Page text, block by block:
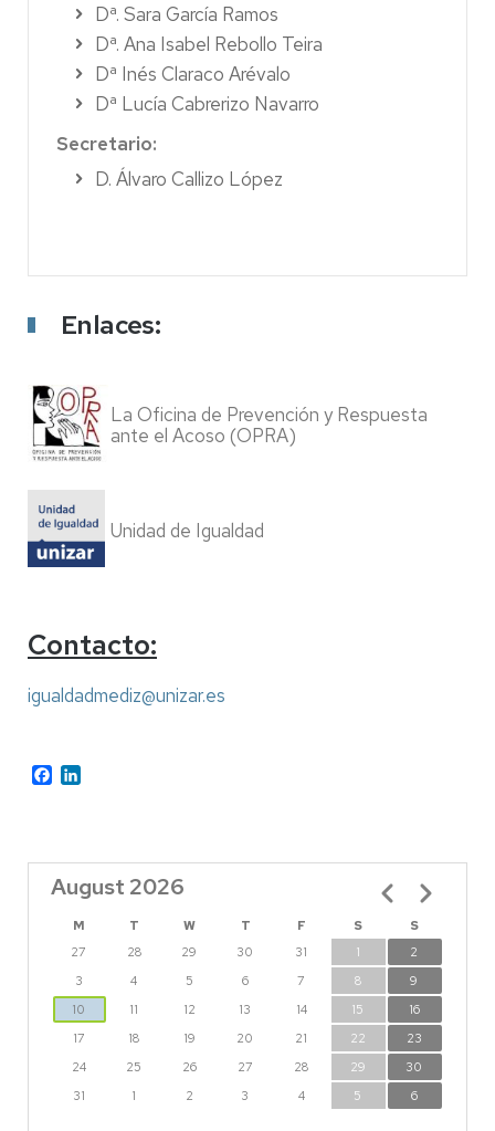
Dª. Sara García Ramos
Dª. Ana Isabel Rebollo Teira
Dª Inés Claraco Arévalo
Dª Lucía Cabrerizo Navarro
Secretario:
D. Álvaro Callizo López
Enlaces:
La Oficina de Prevención y Respuesta
ante el Acoso (OPRA)
Unidad de Igualdad
Contacto:
igualdadmediz@unizar.es
Facebook
August 2026
M T W T F S
S
27
28 29 30 31 1
2
3
4 5 6 7 8
9
10
11 12 13 14 15
16
17
18 19 20 21 22
23
24
25 26 27 28 29
30
31
1 2 3 4 5 6
Pagination